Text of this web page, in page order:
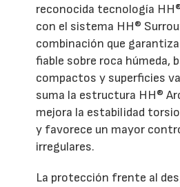
reconocida tecnología
con el sistema HH®
combinación que
fiable sobre roca húmeda,
compactos y superficies
suma la estructura HH®
mejora la estabilidad
y favorece un mayor
irregulares.
La protección frente al